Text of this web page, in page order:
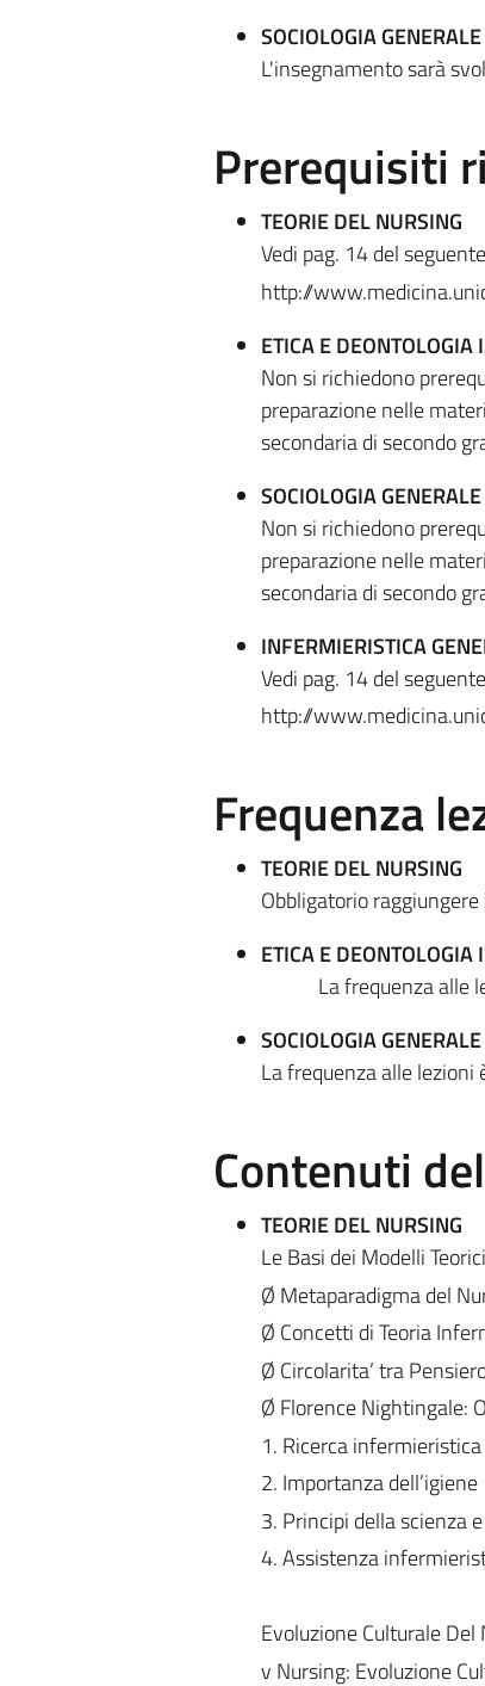
SOCIOLOGIA GENERALE
L'insegnamento sarà
Prerequisiti
TEORIE DEL NURSING
Vedi pag. 14 del
http://
ETICA E
Non si richiedono
preparazione nelle
secondaria di secondo
SOCIOLOGIA GENERALE
Non si richiedono
preparazione nelle
secondaria di secondo
INFERMIERISTICA
Vedi pag. 14 del
http://
Frequenza
TEORIE DEL NURSING
Obbligatorio
ETICA E
La frequenza alle
SOCIOLOGIA GENERALE
La frequenza alle
Contenuti
TEORIE DEL NURSING
Le Basi dei Modelli
Ø Metaparadigma del
Ø Concetti di Teoria
Ø Circolarita’ tra
Ø Florence Nightingale:
1. Ricerca infermieristica
2. Importanza dell’igiene
3. Principi della scienza
4. Assistenza
Evoluzione Culturale Del
v Nursing: Evoluzione